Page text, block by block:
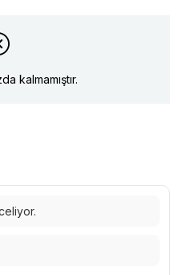
kalmamıştır.